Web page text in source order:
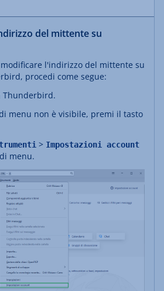
del mittente su
l'indirizzo del mittente su
procedi come segue:
Thunderbird.
menu non è visibile, premi il tasto
> Impostazioni account
menu.